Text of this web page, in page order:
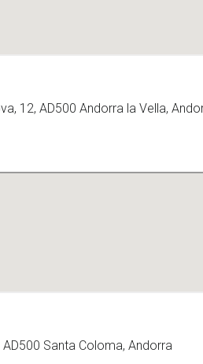
12, AD500 Andorra la Vella,
AD500 Santa Coloma, Andorra